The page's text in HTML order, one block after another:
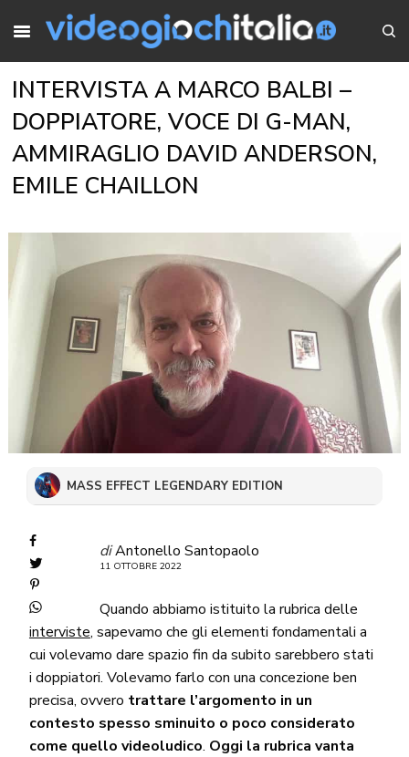
INTERVISTA A MARCO BALBI –
DOPPIATORE, VOCE DI G-MAN,
AMMIRAGLIO DAVID ANDERSON,
EMILE CHAILLON
MASS EFFECT LEGENDARY EDITION
diAntonello Santopaolo
11 OTTOBRE 2022
Quando abbiamo istituito la rubrica delle
interviste, sapevamo che gli elementi fondamentali a
cui volevamo dare spazio fin da subito sarebbero stati
i doppiatori. Volevamo farlo con una concezione ben
precisa, ovvero trattare l’argomento in un
contesto spesso sminuito o poco considerato
come quello videoludico. Oggi la rubrica vanta